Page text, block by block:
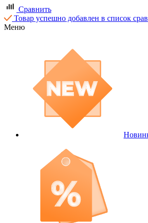
Сравнить
Товар успешно добавлен в список
Меню